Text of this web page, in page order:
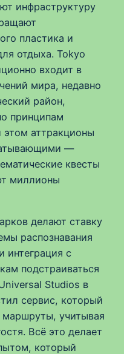
инфраструктуру
пластика и
отдыха. Tokyo
входит в
мира, недавно
район,
принципам
этом аттракционы
—
квесты
миллионы
делают ставку
распознавания
интеграция с
подстраиваться
Studios в
сервис, который
маршруты, учитывая
Всё это делает
который